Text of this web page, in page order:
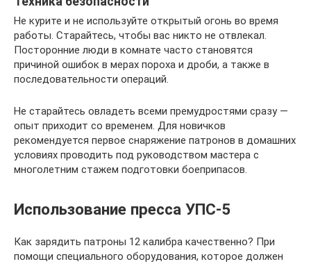
Не курите и не используйте открытый огонь во время
работы. Старайтесь, чтобы вас никто не отвлекал.
Посторонние люди в комнате часто становятся
причиной ошибок в мерах пороха и дроби, а также в
последовательности операций.
Не старайтесь овладеть всеми премудростями сразу —
опыт приходит со временем. Для новичков
рекомендуется первое снаряжение патронов в домашних
условиях проводить под руководством мастера с
многолетним стажем подготовки боеприпасов.
Использование пресса УПС-5
Как зарядить патроны 12 калибра качественно? При
помощи специального оборудования, которое должен